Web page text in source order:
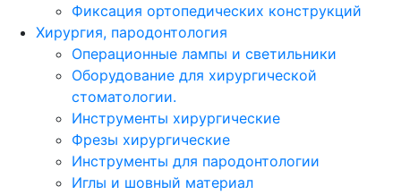
Фиксация ортопедических конструкций
Хирургия, пародонтология
Операционные лампы и светильники
Оборудование для хирургической
стоматологии.
Инструменты хирургические
Фрезы хирургические
Инструменты для пародонтологии
Иглы и шовный материал